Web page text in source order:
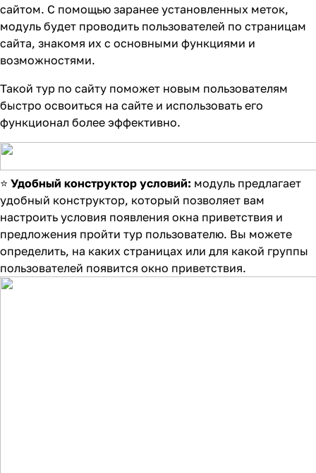
сайтом. С помощью заранее установленных меток,
модуль будет проводить пользователей по страницам
сайта, знакомя их с основными функциями и
возможностями.
Такой тур по сайту поможет новым пользователям
быстро освоиться на сайте и использовать его
функционал более эффективно.
⭐ Удобный конструктор условий: модуль предлагает
удобный конструктор, который позволяет вам
настроить условия появления окна приветствия и
предложения пройти тур пользователю. Вы можете
определить, на каких страницах или для какой группы
пользователей появится окно приветствия.